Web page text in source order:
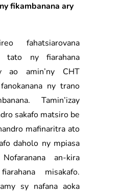
fikambanana ary
fahatsiarovana
tato ny fiarahana
ao amin’ny CHT
ny trano
Tamin’izay
sakafo matsiro be
mafinaritra ato
daholo ny mpiasa
an-kira
misakafo.
sy nafana aoka